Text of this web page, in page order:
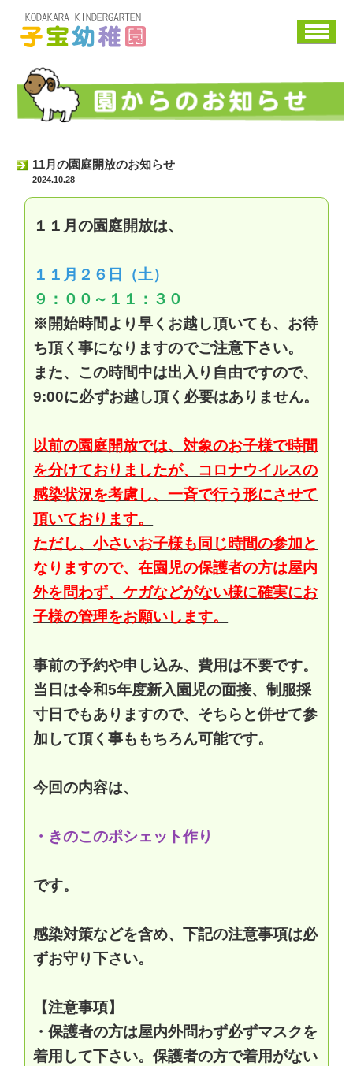
11月の園庭開放のお知らせ
2024.10.28
１１月の園庭開放は、
１１月２６日（土）
９：００～１１：３０
※開始時間より早くお越し頂いても、お待
ち頂く事になりますのでご注意下さい。
また、この時間中は出入り自由ですので、
9:00に必ずお越し頂く必要はありません。
以前の園庭開放では、対象のお子様で時間
を分けておりましたが、コロナウイルスの
感染状況を考慮し、一斉で行う形にさせて
頂いております。
ただし、小さいお子様も同じ時間の参加と
なりますので、在園児の保護者の方は屋内
外を問わず、ケガなどがない様に確実にお
子様の管理をお願いします。
事前の予約や申し込み、費用は不要です。
当日は令和5年度新入園児の面接、制服採
寸日でもありますので、そちらと併せて参
加して頂く事ももちろん可能です。
今回の内容は、
・きのこのポシェット作り
です。
感染対策などを含め、下記の注意事項は必
ずお守り下さい。
【注意事項】
・保護者の方は屋内外問わず必ずマスクを
着用して下さい。保護者の方で着用がない